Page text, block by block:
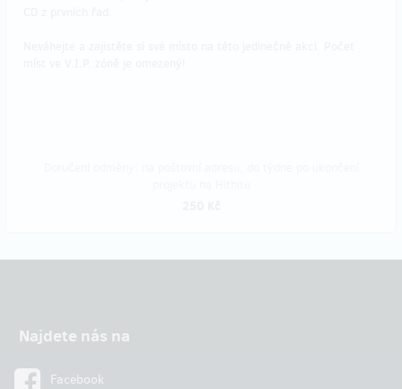
Najdete nás na
Facebook